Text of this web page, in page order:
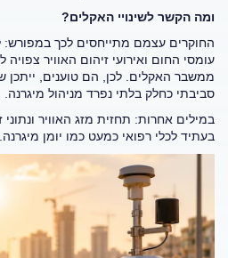
ומה הקשר לשינויי האקלים?
החוקרים עצמם מתייחסים לכך במפורש:
עומסי החום ואירועי זיהום האוויר
ממשבר האקלים. לכן, הם טוענים, ייתכן
סביבתי כחלק בלתי נפרד מניהול מיגרנה
במילים אחרות: תחזית מזג האוויר ונתוני
בעתיד לכלי רפואי כמעט כמו יומן מיגרנה